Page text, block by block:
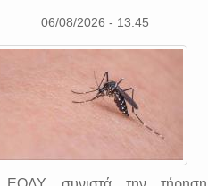
06/08/2026 - 13:45